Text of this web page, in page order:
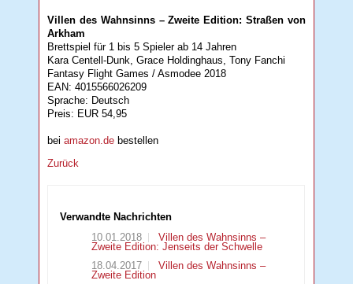
Villen des Wahnsinns – Zweite Edition: Straßen von
Arkham
Brettspiel für 1 bis 5 Spieler ab 14 Jahren
Kara Centell-Dunk, Grace Holdinghaus, Tony Fanchi
Fantasy Flight Games / Asmodee 2018
EAN: 4015566026209
Sprache: Deutsch
Preis: EUR 54,95
beiamazon.de bestellen
Zurück
Verwandte Nachrichten
10.01.2018
Villen des Wahnsinns –
Zweite Edition: Jenseits der Schwelle
18.04.2017
Villen des Wahnsinns –
Zweite Edition